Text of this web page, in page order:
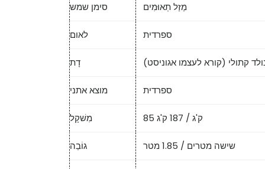
סימן שמש מַזַל תְאוּמִים
לאום ספרדית
דָת קתולי (קורא לעצמו אגוניסט)
מוצא אתני ספרדית
מִשׁקָל 85 ק'ג / 187 ק'ג
גוֹבַה שישה מטרים / 1.85 מטר